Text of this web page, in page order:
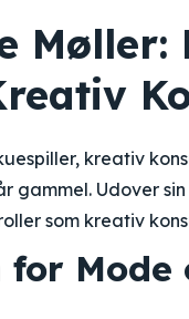
kreativ
gammel. Udover
som kreativ
Mode